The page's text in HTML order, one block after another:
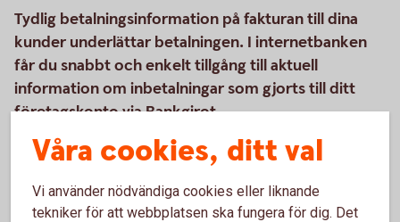
Tydlig betalningsinformation på fakturan till dina
kunder underlättar betalningen. I internetbanken
får du snabbt och enkelt tillgång till aktuell
information om inbetalningar som gjorts till ditt
företagskonto via Bankgirot.
Så här fungerar produkten
Våra cookies, ditt val
Vi använder nödvändiga cookies eller liknande
tekniker för att webbplatsen ska fungera för dig. Det